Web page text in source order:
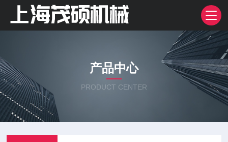
产品中心
PRODUCT CENTER